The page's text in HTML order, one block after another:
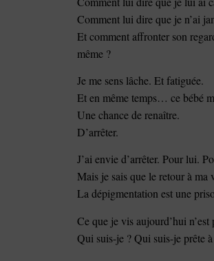
Comment lui dire que je n’ai
Et comment affronter son
même ?
Je me sens lâche. Et fatiguée.
Et en même temps… ce bébé
Une chance de renaître.
D’arrêter.
J’ai envie d’arrêter. Pour lui.
Mais je sais que le retour à
La dépigmentation est une
Ce que je vis aujourd’hui n’est
Qui suis-je ? Qui suis-je prête